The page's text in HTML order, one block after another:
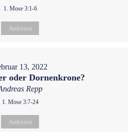
1. Mose 3:1-6
Anhören
13, 2022
oder Dornenkrone?
Repp
1. Mose 3:7-24
Anhören